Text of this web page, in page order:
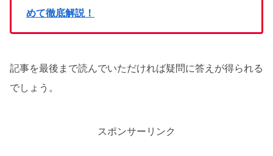
めて徹底解説！
記事を最後まで読んでいただければ疑問に答えが得られる
でしょう。
スポンサーリンク